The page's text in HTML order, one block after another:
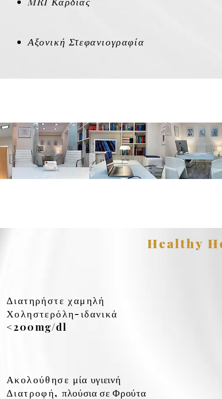
Αξονική Στεφανιογραφία
Ακολούθησε μία υγιεινή
Διατροφή, πλούσια σε Φρούτα
Διατηρήστε χαμηλή
Χοληστερόλη-ιδανικά
<200mg/dl
Healthy